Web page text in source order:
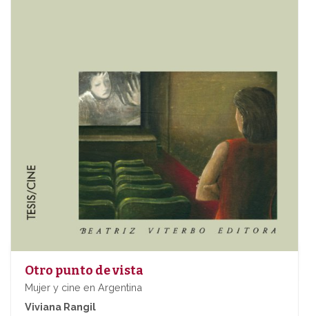
Otro punto de vista
Mujer y cine en Argentina
Viviana Rangil